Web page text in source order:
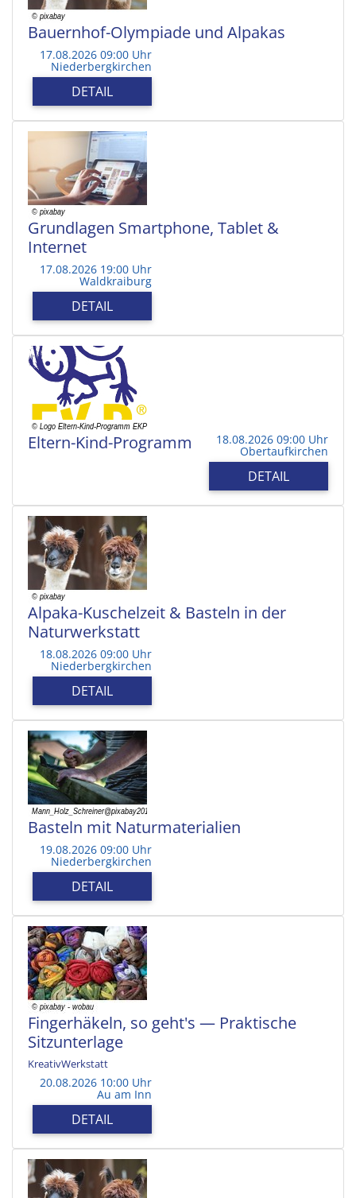
Bauernhof-Olympiade und Alpakas
17.08.2026 09:00 Uhr
Niederbergkirchen
DETAIL
Grundlagen Smartphone, Tablet &
Internet
17.08.2026 19:00 Uhr
Waldkraiburg
DETAIL
Eltern-Kind-Programm 18.08.2026 09:00 Uhr
Obertaufkirchen
DETAIL
Alpaka-Kuschelzeit & Basteln in der
Naturwerkstatt
18.08.2026 09:00 Uhr
Niederbergkirchen
DETAIL
Basteln mit Naturmaterialien
19.08.2026 09:00 Uhr
Niederbergkirchen
DETAIL
Fingerhäkeln, so geht's — Praktische
Sitzunterlage
KreativWerkstatt
20.08.2026 10:00 Uhr
Au am Inn
DETAIL